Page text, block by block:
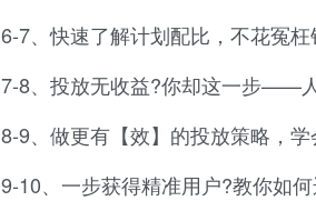
6-7、快速了解计划配比，不花冤枉
7-8、投放无收益?你却这一步——
8-9、做更有【效】的投放策略，
9-10、一步获得精准用户?教你如